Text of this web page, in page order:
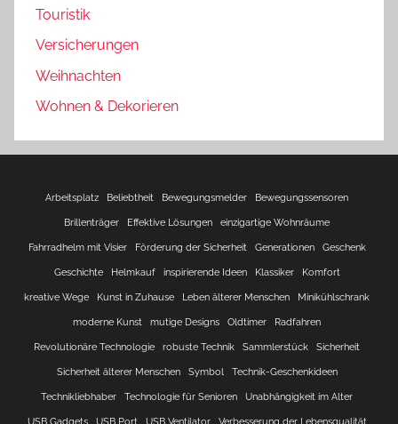
Touristik
Versicherungen
Weihnachten
Wohnen & Dekorieren
Arbeitsplatz Beliebtheit Bewegungsmelder Bewegungssensoren
Brillenträger Effektive Lösungen einzigartige Wohnräume
Fahrradhelm mit Visier Förderung der Sicherheit Generationen Geschenk
Geschichte Helmkauf inspirierende Ideen Klassiker Komfort
kreative Wege Kunst in Zuhause Leben älterer Menschen Minikühlschrank
moderne Kunst mutige Designs Oldtimer Radfahren
Revolutionäre Technologie robuste Technik Sammlerstück Sicherheit
Sicherheit älterer Menschen Symbol Technik-Geschenkideen
Technikliebhaber Technologie für Senioren Unabhängigkeit im Alter
USB Gadgets USB Port USB Ventilator Verbesserung der Lebensqualität